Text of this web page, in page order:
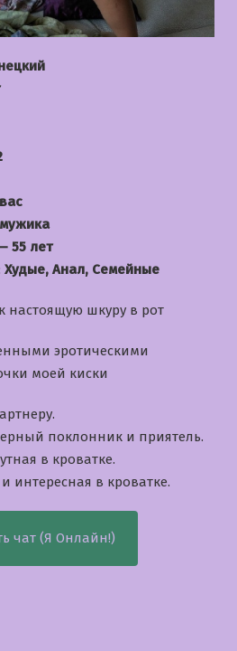
55 лет
Худые, Анал, Семейные
настоящую шкуру в рот
эротическими
моей киски
поклонник и приятель.
в кроватке.
интересная в кроватке.
чат (Я Онлайн!)